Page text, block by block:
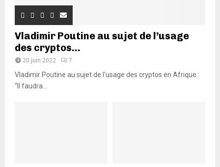
Vladimir Poutine au sujet de l’usage
des cryptos...
20 juin 2022 7
Vladimir Poutine au sujet de l’usage des cryptos en Afrique :
“Il faudra...